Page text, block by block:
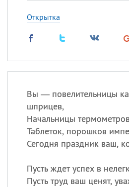
Открытка
Вы — повелительницы
шприцев,
Начальницы
Таблеток, порошков
Сегодня праздник ваш,
Пусть ждет успех в
Пусть труд ваш ценят,